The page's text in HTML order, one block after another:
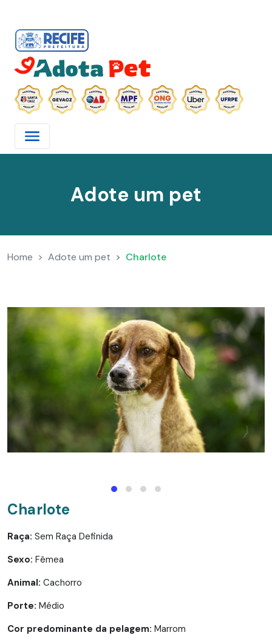
Adote um pet
Home Adote um pet Charlote
Charlote
Raça: Sem Raça Definida
Sexo: Fêmea
Animal: Cachorro
Porte: Médio
Cor predominante da pelagem: Marrom